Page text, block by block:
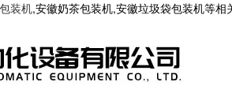
装机,安徽奶茶包装机,安徽垃圾袋包装机等相